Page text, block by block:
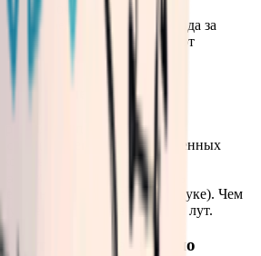
достаточном количестве
в игре, после одного похода за
вероятность получить этот
предметов
параметром
(процент низкокачественных
рассчитывается из
(множитель
предметов в сундуке). Чем
шанс на качественный лут.
выпадения по